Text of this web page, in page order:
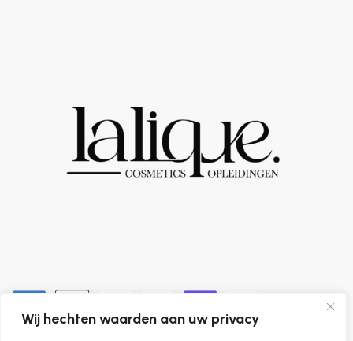
Wij hechten waarden aan uw privacy